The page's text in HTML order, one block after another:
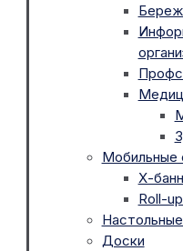
Мобильные
Х-
Roll-
Доски